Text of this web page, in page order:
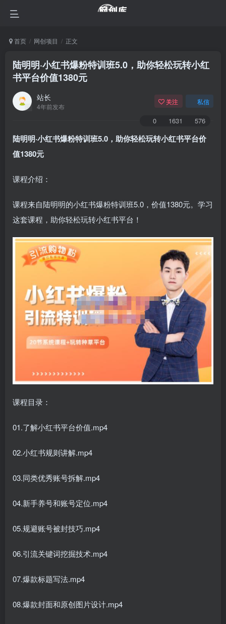
首页 网创项目 正文
陆明明·小红书爆粉特训班5.0，助你轻松玩转小红
书平台价值1380元
站长
4年前发布
关注 私信
0 1631 576
陆明明·小红书爆粉特训班5.0，助你轻松玩转小红书平台价
值1380元
课程介绍：
课程来自陆明明的小红书爆粉特训班5.0，价值1380元。学习
这套课程，助你轻松玩转小红书平台！
课程目录：
01.了解小红书平台价值.mp4
02.小红书规则讲解.mp4
03.同类优秀账号拆解.mp4
04.新手养号和账号定位.mp4
05.规避账号被封技巧.mp4
06.引流关键词挖掘技术.mp4
07.爆款标题写法.mp4
08.爆款封面和原创图片设计.mp4